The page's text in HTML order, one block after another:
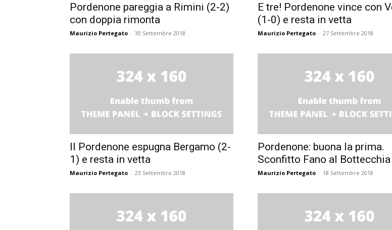
Pordenone pareggia a Rimini (2-2)
con doppia rimonta
Maurizio Pertegato - 30 Settembre 2018
E tre! Pordenone vince con
(1-0) e resta in vetta
Maurizio Pertegato - 27 Settembre 2018
Il Pordenone espugna Bergamo (2-
1) e resta in vetta
Maurizio Pertegato - 23 Settembre 2018
Pordenone: buona la prima.
Sconfitto Fano al Bottecchia
Maurizio Pertegato - 18 Settembre 2018